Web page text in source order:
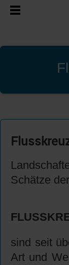
Schätze
sind seit
Art und